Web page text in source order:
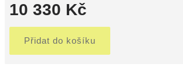
10 330 Kč
Přidat do košíku